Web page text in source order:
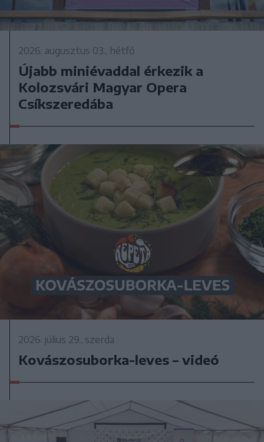
2026. augusztus 03., hétfő
Újabb miniévaddal érkezik a
Kolozsvári Magyar Opera
Csíkszeredába
2026. július 29., szerda
Kovászosuborka-leves – videó